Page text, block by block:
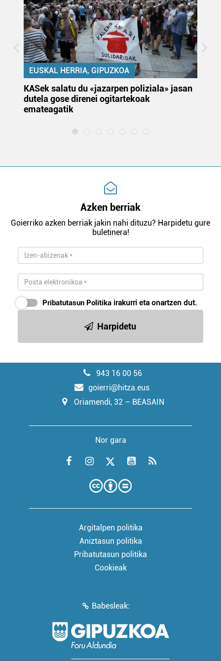
EUSKAL HERRIA, GIPUZKOA
KASek salatu du «jazarpen poliziala» jasan
dutela gose direnei ogitartekoak
emateagatik
Azken berriak
Goierriko azken berriak jakin nahi dituzu? Harpidetu gure
buletinera!
Pribatutasun Politika irakurri eta onartzen dut.
Harpidetu
943 16 00 56
goierri@hitza.eus
Oriamendi, 32 – BEASAIN
Nor gara
Argitalpen politika
Aniztasun politika
Pribatutasun politika
Cookieak
Babesleak: